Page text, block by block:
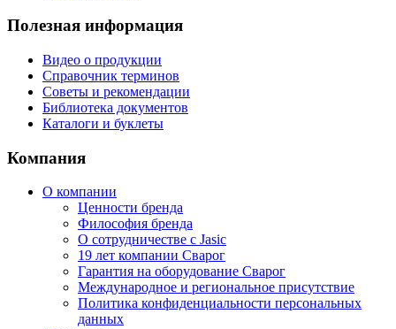
Полезная информация
Видео о продукции
Справочник терминов
Советы и рекомендации
Библиотека документов
Каталоги и буклеты
Компания
О компании
Ценности бренда
Философия бренда
О сотрудничестве с Jasic
19 лет компании Сварог
Гарантия на оборудование Сварог
Международное и региональное присутствие
Политика конфиденциальности персональных
данных